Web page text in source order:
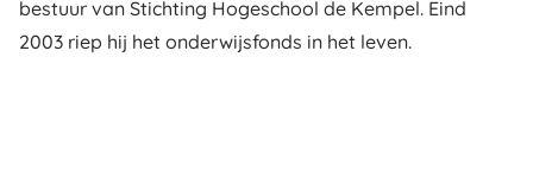
bestuur van Stichting Hogeschool de Kempel. Eind
2003 riep hij het onderwijsfonds in het leven.